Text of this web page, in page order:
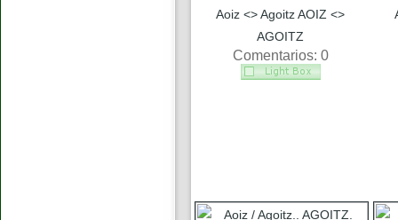
Aoiz <> Agoitz AOIZ <>
AGOITZ
Comentarios: 0